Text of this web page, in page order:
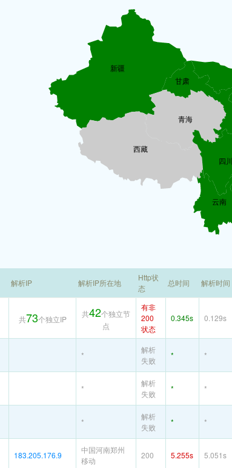
解析IP 解析IP所在地
Http状
态
总时间 解析时间
共73个独立IP
共42个独立节
点
有非
200
状态
0.345s 0.129s
*
解析
失败
* *
*
解析
失败
* *
*
解析
失败
* *
183.205.176.9
中国河南郑州
移动
200 5.255s 5.051s